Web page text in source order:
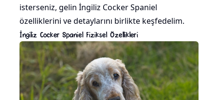
isterseniz, gelin İngiliz Cocker Spaniel
özelliklerini ve detaylarını birlikte keşfedelim.
İngiliz Cocker Spaniel Fiziksel Özellikleri